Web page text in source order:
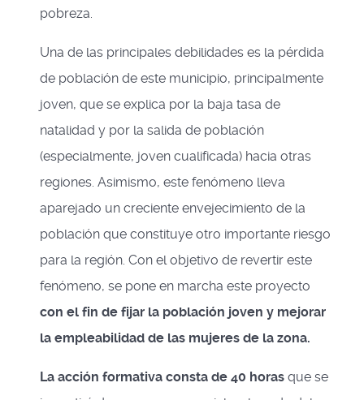
pobreza.
Una de las principales debilidades es la pérdida
de población de este municipio, principalmente
joven, que se explica por la baja tasa de
natalidad y por la salida de población
(especialmente, joven cualificada) hacia otras
regiones. Asimismo, este fenómeno lleva
aparejado un creciente envejecimiento de la
población que constituye otro importante riesgo
para la región. Con el objetivo de revertir este
fenómeno, se pone en marcha este proyecto
con el fin de fijar la población joven y mejorar
la empleabilidad de las mujeres de la zona.
La acción formativa consta de 40 horas que se